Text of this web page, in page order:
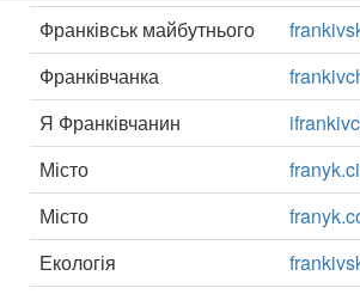
Франківськ майбутнього
Франківчанка
Я Франківчанин
Місто
Місто
Екологія